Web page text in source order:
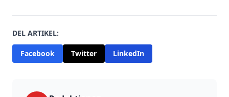
DEL ARTIKEL:
Facebook Twitter LinkedIn